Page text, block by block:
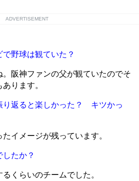
ADVERTISEMENT
野球は観ていた？
阪神ファンの父が観ていたのでそ
ります。
返ると楽しかった？ キツかっ
イメージが残っています。
たか？
くらいのチームでした。